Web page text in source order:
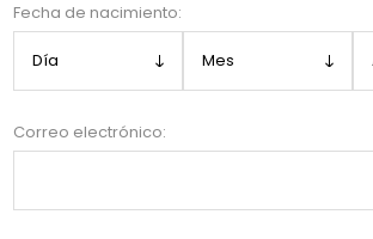
Fecha de nacimiento:
Correo electrónico: